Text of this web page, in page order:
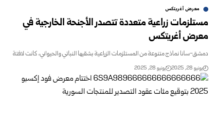
معرض أغريتكس
زراعية متعددة تتصدر الأجنحة الخارجية في
أغريتكس
سانا نماذج متنوعة من المستلزمات الزراعية بشقيها النباتي والحيواني، كانت لافتة
يونيو 28, 2025